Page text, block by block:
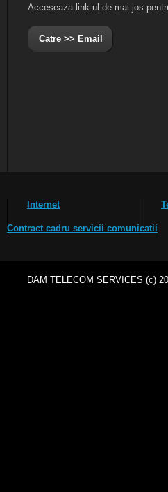
Acceseaza link-ul de mai jos
Catre >> Email
Internet
Contract cadru servicii comunicatii
DAM TELECOM SERVICES (c)